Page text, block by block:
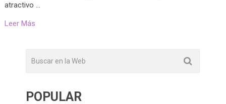
atractivo …
Leer Más
POPULAR